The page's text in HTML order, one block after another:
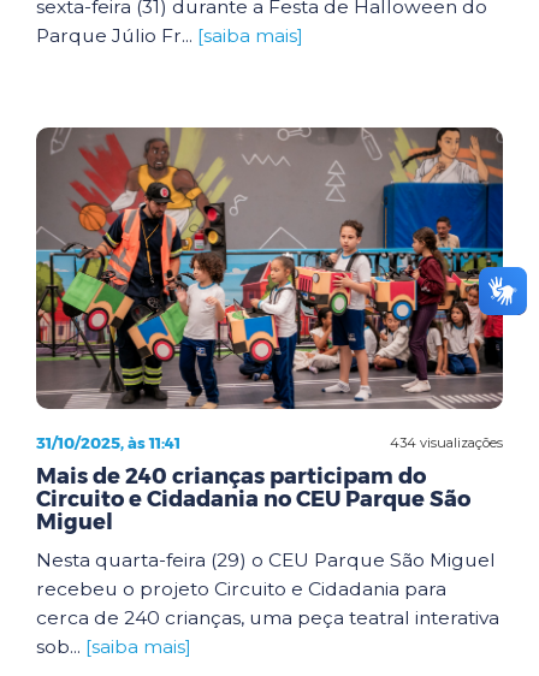
sexta-feira (31) durante a Festa de Halloween do
Parque Júlio Fr... [saiba mais]
434 visualizações
31/10/2025, às 11:41
Mais de 240 crianças participam do
Circuito e Cidadania no CEU Parque São
Miguel
Nesta quarta-feira (29) o CEU Parque São Miguel
recebeu o projeto Circuito e Cidadania para
cerca de 240 crianças, uma peça teatral interativa
sob... [saiba mais]